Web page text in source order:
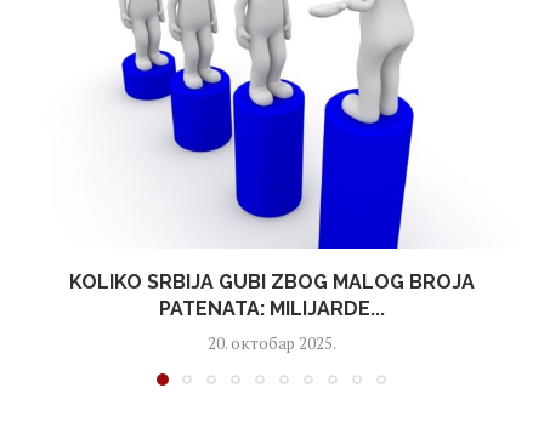
KOLIKO SRBIJA GUBI ZBOG MALOG BROJA
PATENATA: MILIJARDE...
20. октобар 2025.